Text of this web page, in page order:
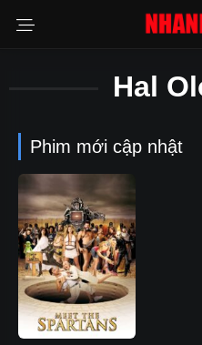
Hal
Phim mới cập nhật